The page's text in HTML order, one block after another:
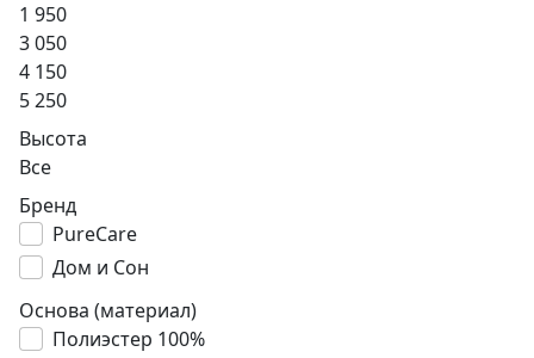
1 950
3 050
4 150
5 250
Высота
Все
Бренд
PureCare
Дом и Сон
Основа (материал)
Полиэстер 100%